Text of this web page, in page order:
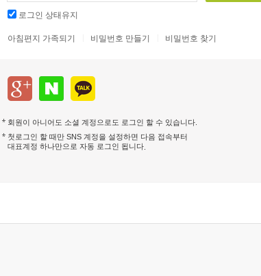
로그인 상태유지
아침편지 가족되기 비밀번호 만들기 비밀번호 찾기
회원이 아니어도 소셜 계정으로도 로그인 할 수 있습니다.
첫로그인 할 때만 SNS 계정을 설정하면 다음 접속부터
대표계정 하나만으로 자동 로그인 됩니다